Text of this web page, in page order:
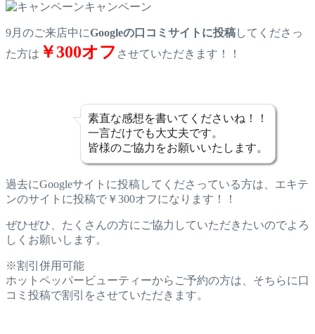
キャンペーン
9月のご来店中にGoogleの口コミサイトに投稿してくださっ
た方は ￥300オフ させていただきます！！
素直な感想を書いてくださいね！！
一言だけでも大丈夫です。
皆様のご協力をお願いいたします。
過去にGoogleサイトに投稿してくださっている方は、エキテ
ンのサイトに投稿で￥300オフになります！！
ぜひぜひ、たくさんの方にご協力していただきたいのでよろ
しくお願いします。
※割引併用可能
ホットペッパービューティーからご予約の方は、そちらに口
コミ投稿で割引をさせていただきます。